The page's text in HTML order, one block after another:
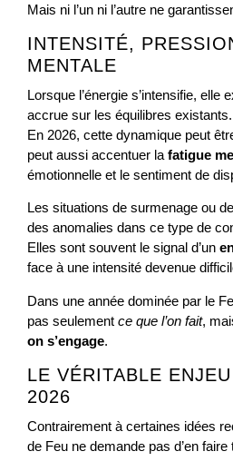
Mais ni l’un ni l’autre ne
INTENSITÉ,
MENTALE
Lorsque l’énergie s’intensifie, elle
accrue sur les équilibres existants.
En 2026, cette dynamique peut
peut aussi accentuer la fatigue
émotionnelle et le sentiment de
Les situations de surmenage ou
des anomalies dans ce type de
Elles sont souvent le signal d’un
face à une intensité devenue
Dans une année dominée par le
pas seulement ce que l’on fait,
on s’engage.
LE VÉRITABLE ENJEU
2026
Contrairement à certaines idées
de Feu ne demande pas d’en faire